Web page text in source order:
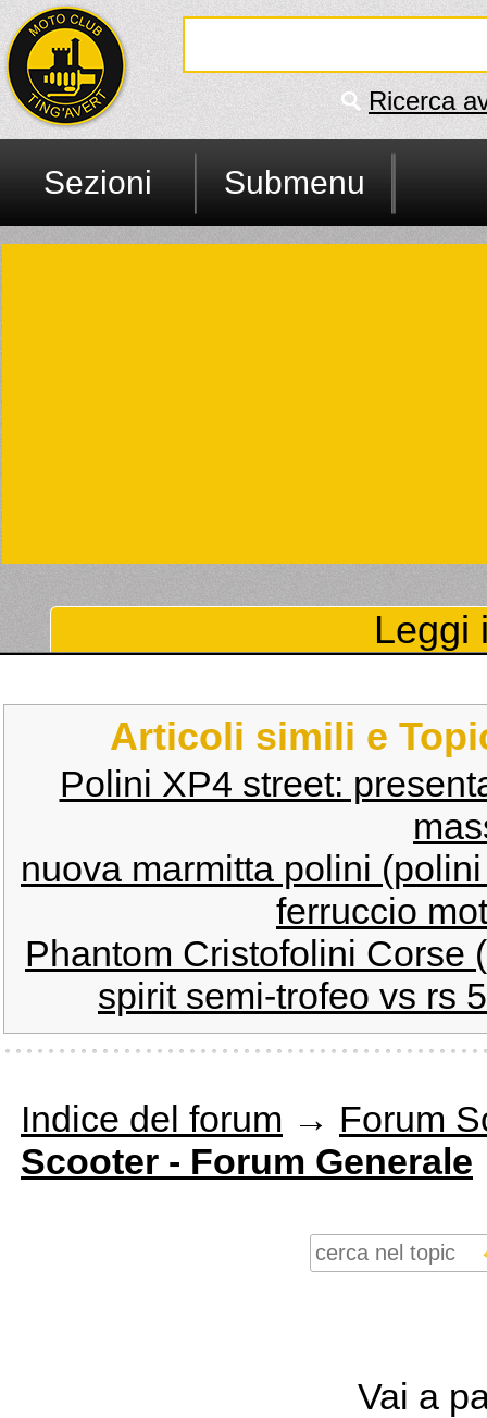
Ricerca
Sezioni Submenu
Leggi
Articoli simili e
Polini XP4 street:
nuova marmitta polini
ferruccio
Phantom Cristofolini Corse
spirit semi-trofeo vs rs
Indice del forum → Forum
Scooter - Forum Generale
Vai a